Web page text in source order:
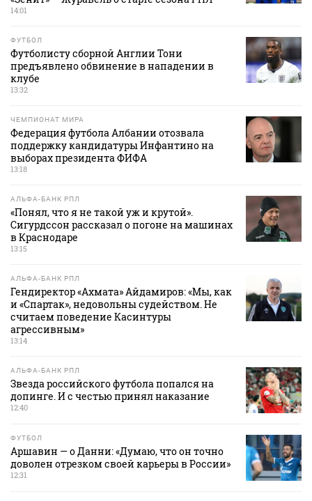
14:01
ФУТБОЛ
Футболисту сборной Англии Тони
предъявлено обвинение в нападении в
клубе
13:32
ЧЕМПИОНАТ МИРА
Федерация футбола Албании отозвала
поддержку кандидатуры Инфантино на
выборах президента ФИФА
13:18
АЛЬФА-БАНК РПЛ
«Понял, что я не такой уж и крутой».
Сигурдссон рассказал о погоне на машинах
в Краснодаре
13:15
АЛЬФА-БАНК РПЛ
Гендиректор «Ахмата» Айдамиров: «Мы, как
и «Спартак», недовольны судейством. Не
считаем поведение Касинтуры
агрессивным»
13:14
АЛЬФА-БАНК РПЛ
Звезда российского футбола попался на
допинге. И с честью принял наказание
12:40
ФУТБОЛ
Аршавин — о Данни: «Думаю, что он точно
доволен отрезком своей карьеры в России»
12:31